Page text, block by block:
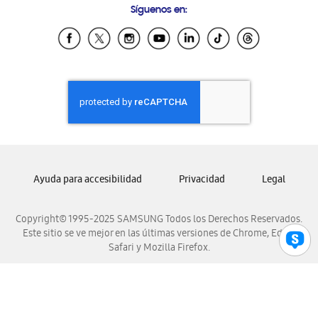
Samsung Ecuador
Samsung El Salvador
Samsung Honduras
Samsung Nicaragua
Samsung Panamá
Samsung Venezuela
Síguenos en:
Copyright© 1995-2025 SAMSUNG Todos los Derechos Reservados.
Este sitio se ve mejor en las últimas versiones de Chrome, Edge,
Safari y Mozilla Firefox.
Ayuda para accesibilidad Privacidad Legal